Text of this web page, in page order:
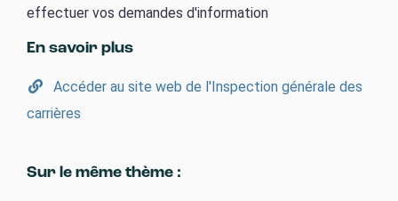
effectuer vos demandes d'information
En savoir plus
Accéder au site web de l'Inspection générale des
carrières
Sur le même thème :